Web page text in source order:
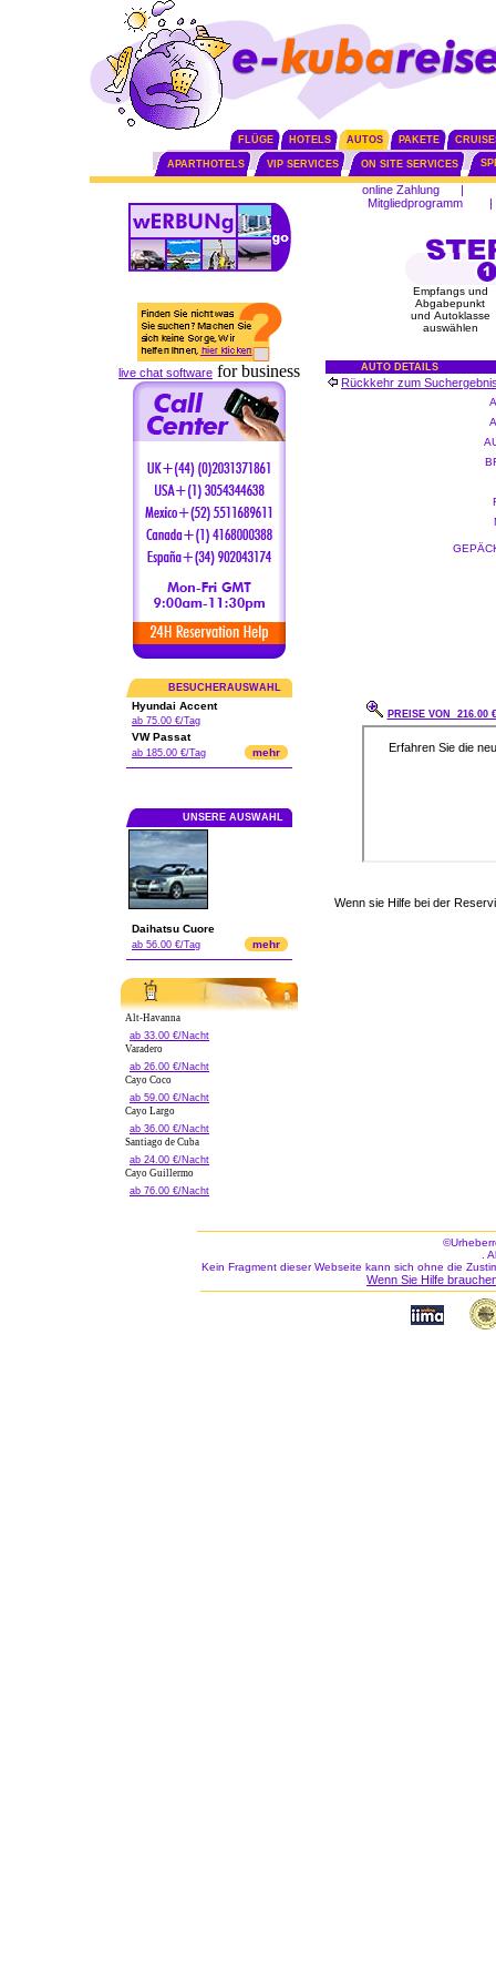
FLÜGE HOTELS AUTOS PAKETE
APARTHOTELS VIP SERVICES ON SITE SERVICES
live chat software for business
BESUCHERAUSWAHL
Hyundai Accent
ab 75.00 €/Tag
VW Passat
ab 185.00 €/Tag mehr
UNSERE AUSWAHL
Daihatsu Cuore
ab 56.00 €/Tag mehr
Alt-Havanna
ab 33.00 €/Nacht
Varadero
ab 26.00 €/Nacht
Cayo Coco
ab 59.00 €/Nacht
Cayo Largo
ab 36.00 €/Nacht
Santiago de Cuba
ab 24.00 €/Nacht
Cayo Guillermo
ab 76.00 €/Nacht
online Zahlung
|
Mitgliedprogramm
|
Empfangs und
Abgabepunkt
und Autoklasse
auswählen
AUTO DETAILS
Rückkehr zum
PREISE VON 216.00
Wenn sie Hilfe bei der
.
Kein Fragment dieser Webseite kann sich ohne die
Wenn Sie Hilfe